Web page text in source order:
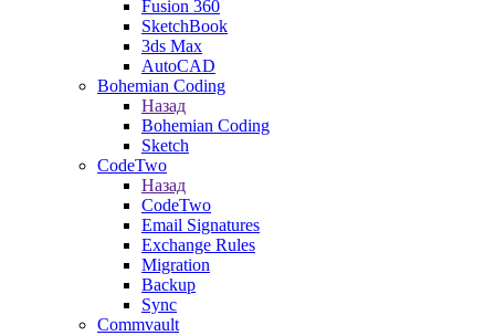
Fusion 360
SketchBook
3ds Max
AutoCAD
Bohemian Coding
Назад
Bohemian Coding
Sketch
CodeTwo
Назад
CodeTwo
Email Signatures
Exchange Rules
Migration
Backup
Sync
Commvault